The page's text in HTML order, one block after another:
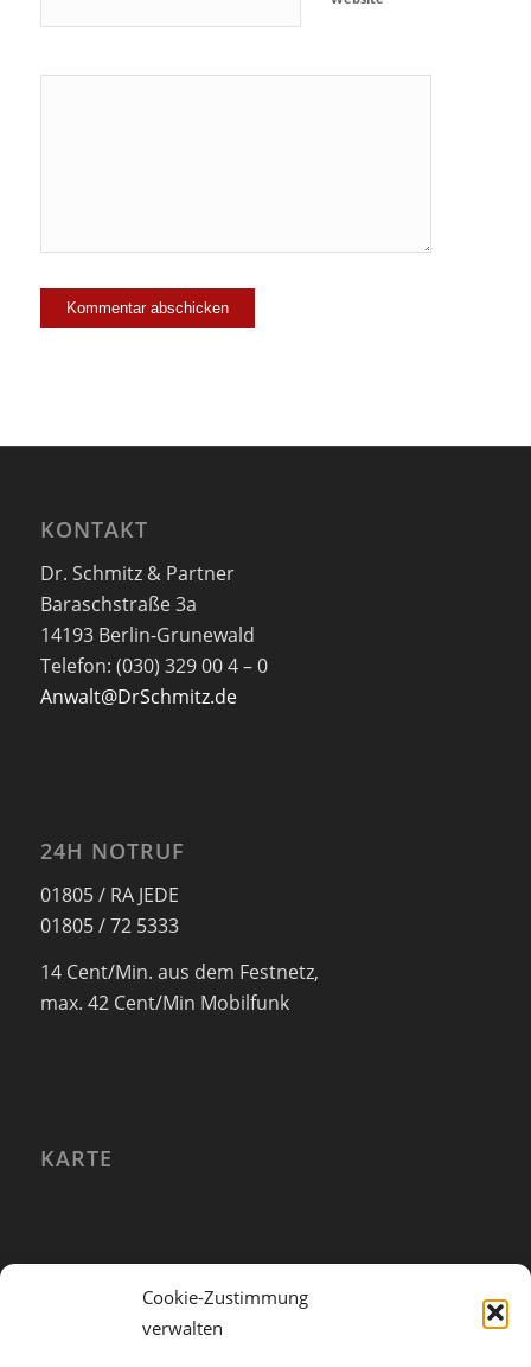
Cookie-Zustimmung
verwalten
KONTAKT
Dr. Schmitz & Partner
Baraschstraße 3a
14193 Berlin-Grunewald
Telefon: (030) 329 00 4 – 0
Anwalt@DrSchmitz.de
24H NOTRUF
01805 / RA JEDE
01805 / 72 5333
14 Cent/Min. aus dem Festnetz,
max. 42 Cent/Min Mobilfunk
KARTE